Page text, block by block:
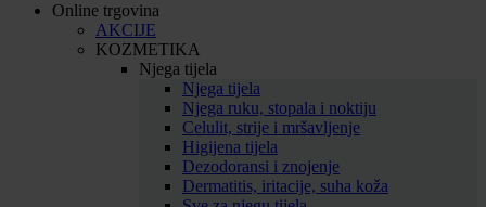
Online trgovina
AKCIJE
KOZMETIKA
Njega tijela
Njega tijela
Njega ruku, stopala i noktiju
Celulit, strije i mršavljenje
Higijena tijela
Dezodoransi i znojenje
Dermatitis, iritacije, suha koža